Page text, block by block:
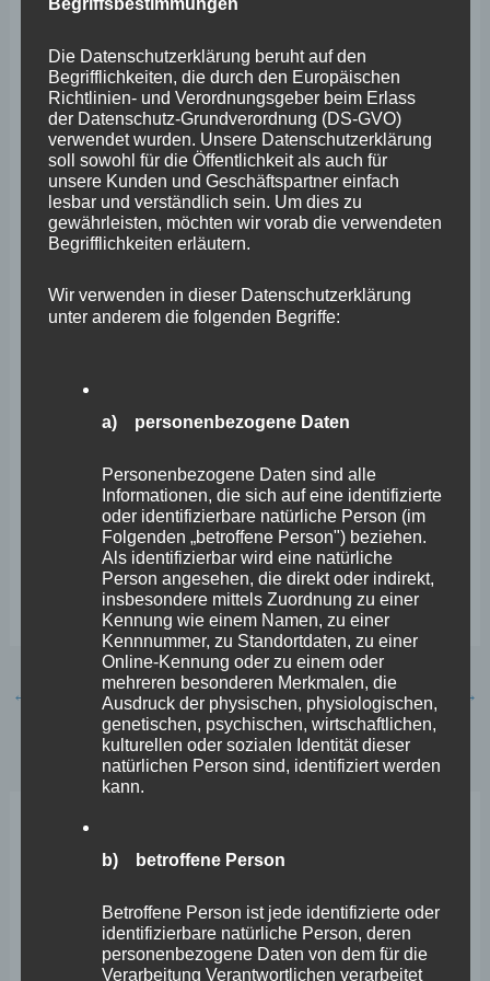
Risiko für die Gemeinden minimiert werden“, findet der
tourismuspolitische Sprecher der FREIE WÄHLER-
Ratsfraktion Koblenz, Christian Altmaier. Die
Veranstaltung solle über eine regionale GmbH zukünftig
organisiert werden. Zudem müssen auch die
Markenrechte geregelt werden. „Rhein in Flammen rund
um Koblenz ist das Original, wenn Verantwortung
übergeht, muss auch jedes Recht zur Vermarktung
Goarshausen sich wegen des Kostenrisikos zurückzieht,
erkennt man die Notwendigkeit der
Finanzrisikoabsicherung durch das Land“, sehen sich
Wefelscheid, Laymann und Altmaier bestätigt – aber
auch die Notwendigkeit einer engeren Kooperation der
Mittelrhein-Kommunen.
← Vorheriger Beitrag Nächster Beitrag →
Neueste Beiträge
Wefelscheid lehnt Verfassungsänderung ab
VfL Kesselheim e.V. bittet Stadt um Unterstützung bei
Die Datenschutzerklärung beruht auf den
Begrifflichkeiten, die durch den Europäischen
Richtlinien- und Verordnungsgeber beim Erlass
der Datenschutz-Grundverordnung (DS-GVO)
verwendet wurden. Unsere Datenschutzerklärung
soll sowohl für die Öffentlichkeit als auch für
unsere Kunden und Geschäftspartner einfach
lesbar und verständlich sein. Um dies zu
gewährleisten, möchten wir vorab die verwendeten
Begrifflichkeiten erläutern.
Wir verwenden in dieser Datenschutzerklärung
unter anderem die folgenden Begriffe:
a) personenbezogene Daten
Personenbezogene Daten sind alle
Informationen, die sich auf eine identifizierte
oder identifizierbare natürliche Person (im
Folgenden „betroffene Person") beziehen.
Als identifizierbar wird eine natürliche
Person angesehen, die direkt oder indirekt,
insbesondere mittels Zuordnung zu einer
Kennung wie einem Namen, zu einer
Kennnummer, zu Standortdaten, zu einer
Online-Kennung oder zu einem oder
mehreren besonderen Merkmalen, die
Ausdruck der physischen, physiologischen,
genetischen, psychischen, wirtschaftlichen,
kulturellen oder sozialen Identität dieser
natürlichen Person sind, identifiziert werden
kann.
b) betroffene Person
Betroffene Person ist jede identifizierte oder
identifizierbare natürliche Person, deren
personenbezogene Daten von dem für die
Verarbeitung Verantwortlichen verarbeitet